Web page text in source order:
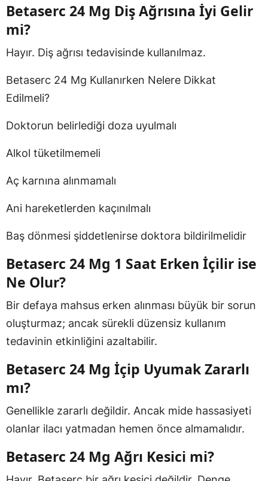
Betaserc 24 Mg Diş Ağrısına İyi Gelir
mi?
Hayır. Diş ağrısı tedavisinde kullanılmaz.
Betaserc 24 Mg Kullanırken Nelere Dikkat
Edilmeli?
Doktorun belirlediği doza uyulmalı
Alkol tüketilmemeli
Aç karnına alınmamalı
Ani hareketlerden kaçınılmalı
Baş dönmesi şiddetlenirse doktora bildirilmelidir
Betaserc 24 Mg 1 Saat Erken İçilir ise
Ne Olur?
Bir defaya mahsus erken alınması büyük bir sorun
oluşturmaz; ancak sürekli düzensiz kullanım
tedavinin etkinliğini azaltabilir.
Betaserc 24 Mg İçip Uyumak Zararlı
mı?
Genellikle zararlı değildir. Ancak mide hassasiyeti
olanlar ilacı yatmadan hemen önce almamalıdır.
Betaserc 24 Mg Ağrı Kesici mi?